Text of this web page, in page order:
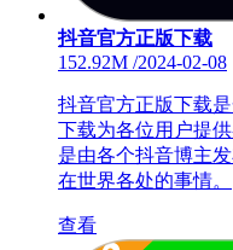
抖音官方正版下载
152.92M /2024-02-08
抖音官方正版下载
下载为各位用户提
是由各个抖音博主
在世界各处的事情。
查看